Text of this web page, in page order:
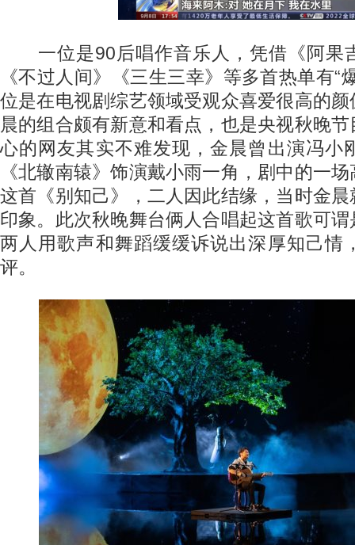
一位是90后唱作音乐人，凭借《阿果
《不过人间》《三生三幸》等多首热单有“
位是在电视剧综艺领域受观众喜爱很高的
晨的组合颇有新意和看点，也是央视秋晚
心的网友其实不难发现，金晨曾出演冯小
《北辙南辕》饰演戴小雨一角，剧中的一
这首《别知己》，二人因此结缘，当时金
印象。此次秋晚舞台俩人合唱起这首歌可
两人用歌声和舞蹈缓缓诉说出深厚知己情
评。